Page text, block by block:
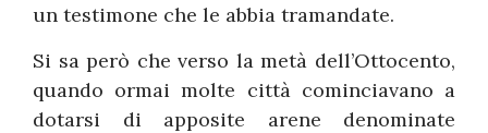
un testimone che le abbia tramandate.
Si sa però che verso la metà dell’Ottocento,
quando ormai molte città cominciavano a
dotarsi di apposite arene denominate